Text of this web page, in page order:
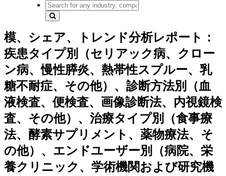
模、シェア、トレンド分析レポート：
疾患タイプ別（セリアック病、クロー
ン病、慢性膵炎、熱帯性スプルー、乳
糖不耐症、その他）、診断方法別（血
液検査、便検査、画像診断法、内視鏡検
査、その他）、治療タイプ別（食事療
法、酵素サプリメント、薬物療法、そ
の他）、エンドユーザー別（病院、栄
養クリニック、学術機関および研究機